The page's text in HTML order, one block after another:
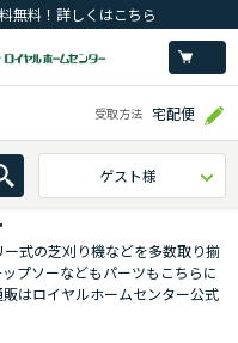
無料！詳しくはこちら
受取方法 宅配便
ゲスト様
式の芝刈り機などを多数取り揃
プソーなどもパーツもこちらに
はロイヤルホームセンター公式